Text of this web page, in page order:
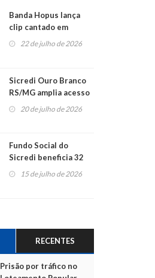
Banda Hopus lança
clip cantado em
alemão e inglês
22 de julho de 2026
Sicredi Ouro Branco
RS/MG amplia acesso
ao show dos 45 anos
para mais associados
20 de julho de 2026
Fundo Social do
Sicredi beneficia 32
projetos em
15 de julho de 2026
RECENTES
Prisão por tráfico no